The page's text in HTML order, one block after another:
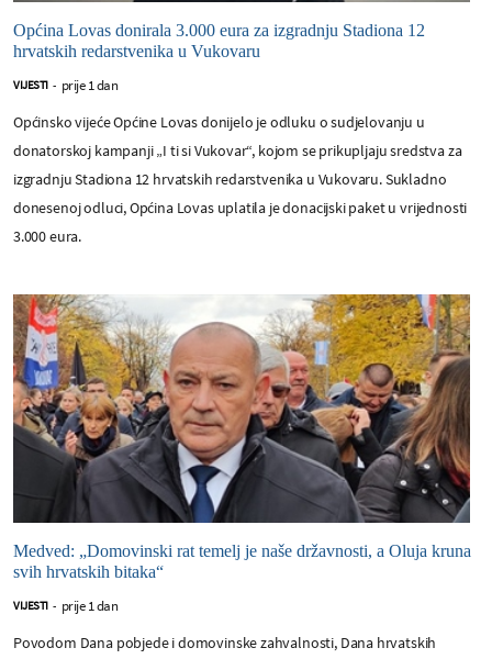
Općina Lovas donirala 3.000 eura za izgradnju Stadiona 12
hrvatskih redarstvenika u Vukovaru
VIJESTI - prije 1 dan
Općinsko vijeće Općine Lovas donijelo je odluku o sudjelovanju u
donatorskoj kampanji „I ti si Vukovar“, kojom se prikupljaju sredstva za
izgradnju Stadiona 12 hrvatskih redarstvenika u Vukovaru. Sukladno
donesenoj odluci, Općina Lovas uplatila je donacijski paket u vrijednosti
3.000 eura.
Medved: „Domovinski rat temelj je naše državnosti, a Oluja kruna
svih hrvatskih bitaka“
VIJESTI - prije 1 dan
Povodom Dana pobjede i domovinske zahvalnosti, Dana hrvatskih